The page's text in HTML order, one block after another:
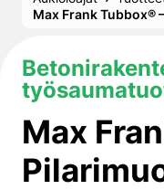
Max Frank Tubbox®
Max